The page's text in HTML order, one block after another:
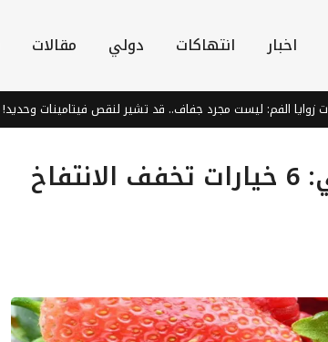
اخبار انتهاكات دولي مقالات
ليست مجرد جفاف.. قد تشير لنقص فيتامينات وحديد!
أطعمة صديقة للقولون العصبي: 6 خيارات تخفف الانتفاخ